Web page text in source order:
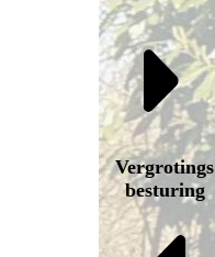
Vergrotings
besturing